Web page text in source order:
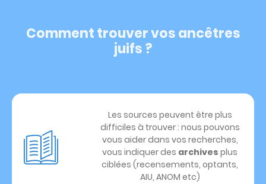
Comment trouver vos ancêtres
juifs ?
Les sources peuvent être plus
difficiles à trouver : nous pouvons
vous aider dans vos recherches,
vous indiquer des archives plus
ciblées (recensements, optants,
AIU, ANOM etc)